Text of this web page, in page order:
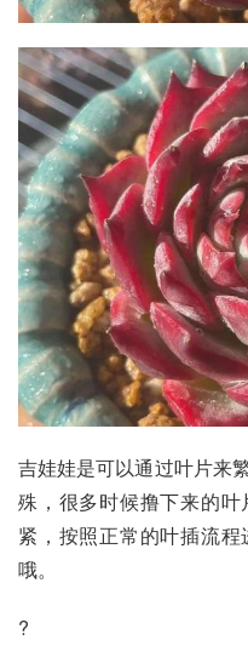
吉娃娃是可以通过叶片来
殊，很多时候撸下来的
紧，按照正常的叶插流
哦。
?